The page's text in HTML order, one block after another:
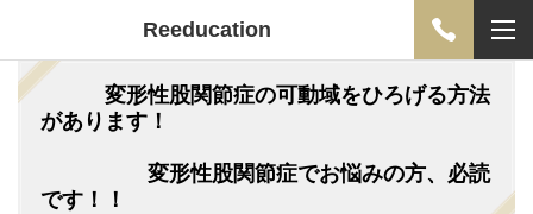
Reeducation
変形性股関節症の可動域をひろげる方法
があります！
変形性股関節症でお悩みの方、必読
です！！